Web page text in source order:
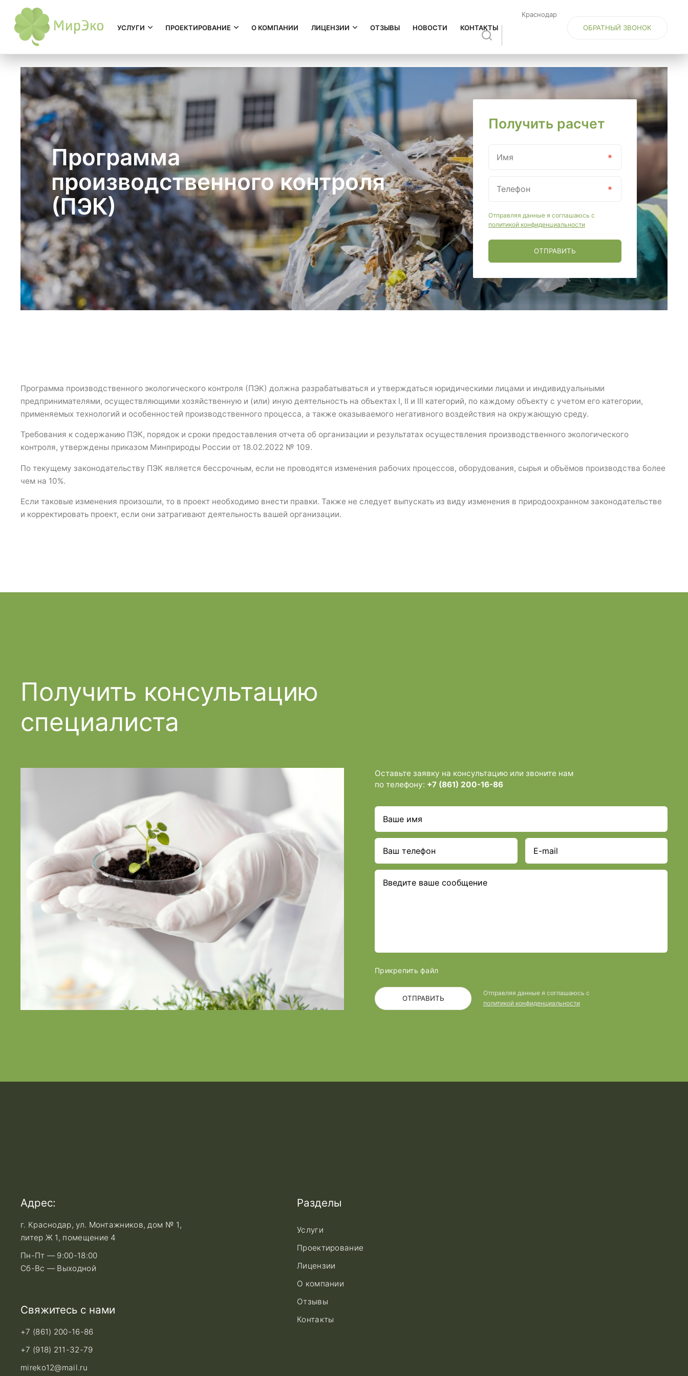
УСЛУГИ ПРОЕКТИРОВАНИЕ О КОМПАНИИ ЛИЦЕНЗИИ ОТЗЫВЫ НОВОСТИ КОНТАКТЫ
Краснодар
ОБРАТНЫЙ ЗВОНОК
Программа
производственного контроля
(ПЭК)
Получить расчет
Отправляя данные я соглашаюсь с
политикой конфиденциальности
ОТПРАВИТЬ
Программа производственного экологического контроля (ПЭК) должна разрабатываться и утверждаться юридическими лицами и индивидуальными
предпринимателями, осуществляющими хозяйственную и (или) иную деятельность на объектах I, II и III категорий, по каждому объекту с учетом его категории,
применяемых технологий и особенностей производственного процесса, а также оказываемого негативного воздействия на окружающую среду.
Требования к содержанию ПЭК, порядок и сроки предоставления отчета об организации и результатах осуществления производственного экологического
контроля, утверждены приказом Минприроды России от 18.02.2022 № 109.
По текущему законодательству ПЭК является бессрочным, если не проводятся изменения рабочих процессов, оборудования, сырья и объёмов производства более
чем на 10%.
Если таковые изменения произошли, то в проект необходимо внести правки. Также не следует выпускать из виду изменения в природоохранном законодательстве
и корректировать проект, если они затрагивают деятельность вашей организации.
Получить консультацию
специалиста
Оставьте заявку на консультацию или звоните нам
по телефону: +7 (861) 200-16-86
Прикрепить файл
ОТПРАВИТЬ
Отправляя данные я соглашаюсь с
политикой конфиденциальности
Адрес:
г. Краснодар, ул. Монтажников, дом № 1,
литер Ж 1, помещение 4
Пн-Пт — 9:00-18:00
Сб-Вс — Выходной
Свяжитесь с нами
+7 (861) 200-16-86
+7 (918) 211-32-79
mireko12@mail.ru
Разделы
Услуги
Проектирование
Лицензии
О компании
Отзывы
Контакты